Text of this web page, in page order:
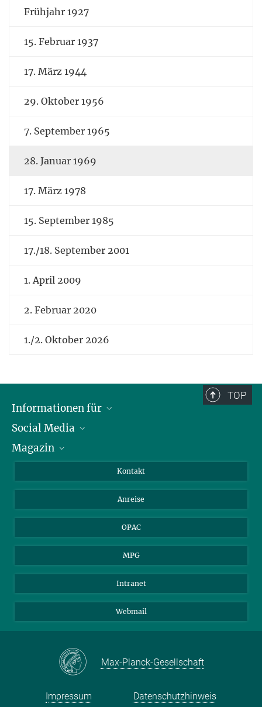
Frühjahr 1927
15. Februar 1937
17. März 1944
29. Oktober 1956
7. September 1965
28. Januar 1969
17. März 1978
15. September 1985
17./18. September 2001
1. April 2009
2. Februar 2020
1./2. Oktober 2026
TOP
Informationen für
Journalist*innen
Stipendiat*innen
Social Media
LinkedIn
Magazin
Kontakt
Anreise
OPAC
MPG
Intranet
Webmail
Max-Planck-Gesellschaft
Impressum Datenschutzhinweis